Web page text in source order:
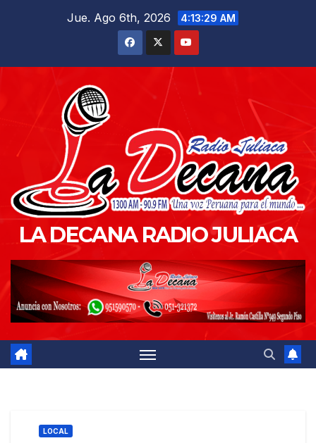
Jue. Ago 6th, 2026 4:13:31 AM
LA DECANA RADIO JULIACA
LOCAL